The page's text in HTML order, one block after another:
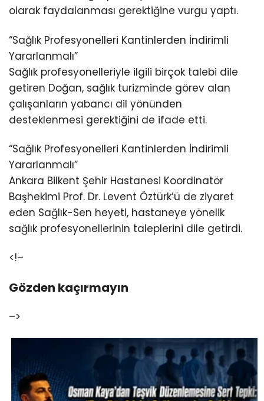
olarak faydalanması gerektiğine vurgu yaptı.
“Sağlık Profesyonelleri Kantinlerden İndirimli
Yararlanmalı”
Sağlık profesyonelleriyle ilgili birçok talebi dile
getiren Doğan, sağlık turizminde görev alan
çalışanların yabancı dil yönünden
desteklenmesi gerektiğini de ifade etti.
“Sağlık Profesyonelleri Kantinlerden İndirimli
Yararlanmalı”
Ankara Bilkent Şehir Hastanesi Koordinatör
Başhekimi Prof. Dr. Levent Öztürk’ü de ziyaret
eden Sağlık-Sen heyeti, hastaneye yönelik
sağlık profesyonellerinin taleplerini dile getirdi.
<!–
Gözden kaçırmayın
–>